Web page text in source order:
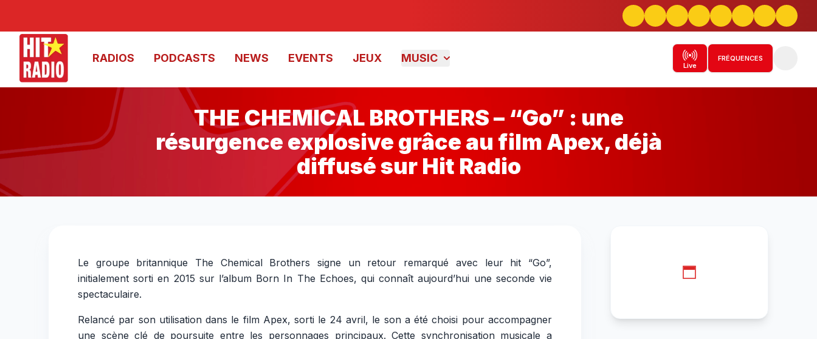
RADIOS PODCASTS NEWS EVENTS JEUX MUSIC
Live
FRÉQUENCES
THE CHEMICAL BROTHERS – “Go” : une
résurgence explosive grâce au film Apex, déjà
diffusé sur Hit Radio
diffusé sur Hit Radio
Le groupe britannique The Chemical Brothers signe un retour remarqué avec leur hit “Go”,
initialement sorti en 2015 sur l’album Born In The Echoes, qui connaît aujourd’hui une seconde vie
spectaculaire.
Relancé par son utilisation dans le film Apex, sorti le 24 avril, le son a été choisi pour accompagner
une scène clé de poursuite entre les personnages principaux. Cette synchronisation musicale a